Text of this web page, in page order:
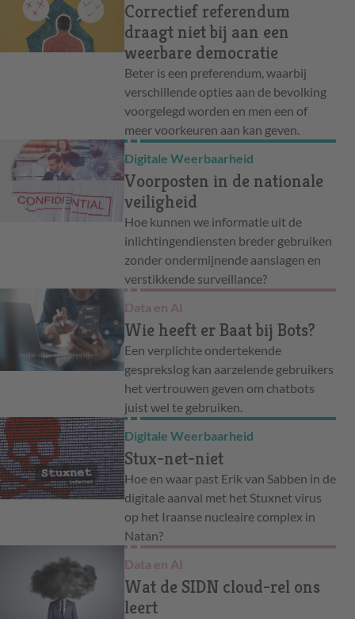
Correctief referendum
draagt niet bij aan een
weerbare democratie
Beter is een preferendum, waarbij
verschillende opties aan de bevolking
voorgelegd worden en men een of
meer voorkeuren aan kan geven.
Digitale Weerbaarheid
Voorposten in de nationale
veiligheid
Hoe kunnen we informatie uit de
inlichtingendiensten breder gebruiken
zonder ondermijnende aanslagen en
verstikkende surveillance?
Data en AI
Wie heeft er Baat bij Bots?
Een verplichte ondertekende
gesprekslog kan aarzelende gebruikers
het vertrouwen geven om chatbots
juist wel te gebruiken.
Digitale Weerbaarheid
Stux-net-niet
Hoe en waar past Erik van Sabben in de
digitale aanval met het Stuxnet virus
op het Iraanse nucleaire complex in
Natan?
Data en AI
Wat de SIDN cloud-rel ons
leert